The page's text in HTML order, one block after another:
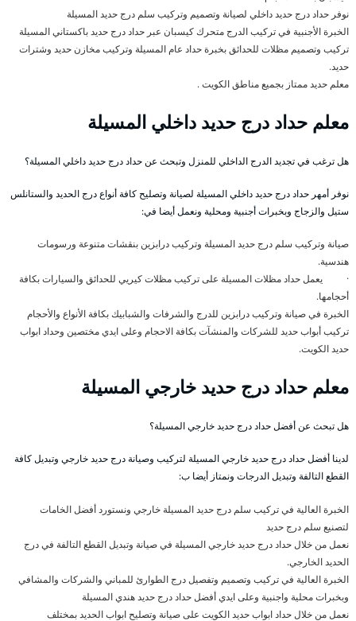
نوفر حداد درج حديد داخلي لصيانة وتصميم وتركيب سلم درج حديد المسيلة
الخبرة الأجنبية في تركيب الدرج متحرك كيسبان عبر حداد درج حديد باكستاني المسيلة
تركيب وتصميم مظلات للحدائق بخبرة حداد عام المسيلة وتركيب مخازن حديد وشترات
حديد.
معلم حديد ممتاز بجميع مناطق الكويت .
معلم حداد درج حديد داخلي المسيلة
هل ترغب في تجديد الدرج الداخلي للمنزل وتبحث عن حداد درج حديد داخلي المسيلة؟
نوفر أمهر حداد درج حديد داخلي المسيلة لصيانة وتصليح كافة أنواع درج الحديد والستانلس
ستيل والزجاج وبخبرات أجنبية ومحلية ونعمل أيضا في:
صيانة وتركيب سلم درج حديد المسيلة وتركيب درابزين بنقشات متنوعة ورسومات
هندسية.
· يعمل حداد مظلات المسيلة على تركيب مظلات كيريي للحدائق والسيارات بكافة
أحجامها.
الخبرة في صيانة وتركيب درابزين للدرج والشرفات والشبابيك بكافة الأنواع والأحجام
تركيب أبواب حديد للشركات والمنشآت بكافة الاحجام وعلى ايدي مختصين وحداد ابواب
حديد الكويت.
معلم حداد درج حديد خارجي المسيلة
هل تبحث عن أفضل حداد درج حديد خارجي المسيلة؟
لدينا أفضل حداد درج حديد خارجي المسيلة لتركيب وصيانة درج حديد خارجي وتبديل كافة
القطع التالفة وتبديل الدرجات ونمتاز أيضا ب:
الخبرة العالية في تركيب سلم درج حديد المسيلة خارجي ونستورد أفضل الخامات
لتصنيع سلم درج حديد
نعمل من خلال حداد درج حديد خارجي المسيلة في صيانة وتبديل القطع التالفة في درج
الحديد الخارجي.
الخبرة العالية في تركيب وتصميم وتفصيل درج الطوارئ للمباني والشركات والمشافي
وبخبرات محلية واجنبية وعلى ايدي أفضل حداد درج حديد هندي المسيلة
نعمل من خلال حداد ابواب حديد الكويت على صيانة وتصليح ابواب الحديد بمختلف